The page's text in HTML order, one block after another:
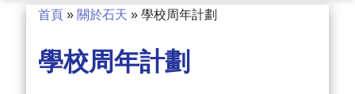
首頁 » 關於石天 » 學校周年計劃
學校周年計劃